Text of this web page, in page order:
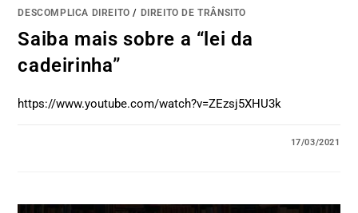
DESCOMPLICA DIREITO / DIREITO DE TRÂNSITO
Saiba mais sobre a “lei da
cadeirinha”
https://www.youtube.com/watch?v=ZEzsj5XHU3k
17/03/2021